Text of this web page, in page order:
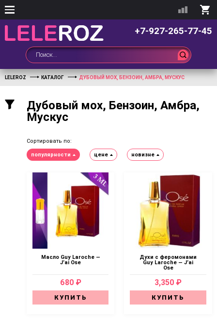
+7-927-265-77-45
LELEROZ КАТАЛОГ ДУБОВЫЙ МОХ, БЕНЗОИН, АМБРА, МУСКУС
Дубовый мох, Бензоин, Амбра,
Мускус
Сортировать по:
популярности цене новизне
Масло Guy Laroche —
J’ai Ose
680 ₽
КУПИТЬ
Духи с феромонами
Guy Laroche — J’ai
Ose
3,350 ₽
КУПИТЬ